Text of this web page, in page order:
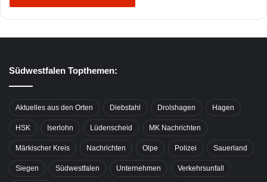
Südwestfalen Topthemen:
Aktuelles aus den Orten Diebstahl Drolshagen Hagen
HSK Iserlohn Lüdenscheid MK Nachrichten
Märkischer Kreis Nachrichten Olpe Polizei Sauerland
Siegen Südwestfalen Unternehmen Verkehrsunfall